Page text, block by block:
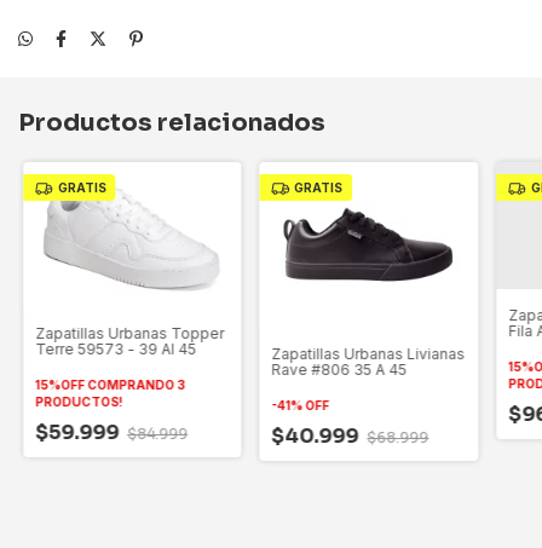
Productos relacionados
GRATIS
Zapatillas Urbanas Topper
Terre 59573 - 39 Al 45
15%OFF COMPRANDO 3
PRODUCTOS!
$59.999 $84.999
GRATIS
Zapatillas Urbanas Livianas
Rave #806 35 A 45
-41%OFF
$40.999 $68.999
Fila